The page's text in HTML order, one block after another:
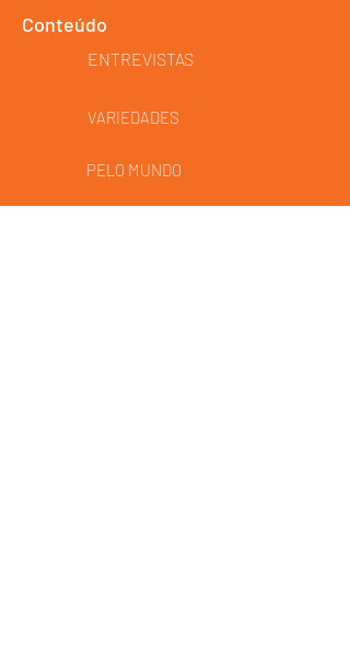
Conteúdo
ENTREVISTAS
VARIEDADES
PELO MUNDO